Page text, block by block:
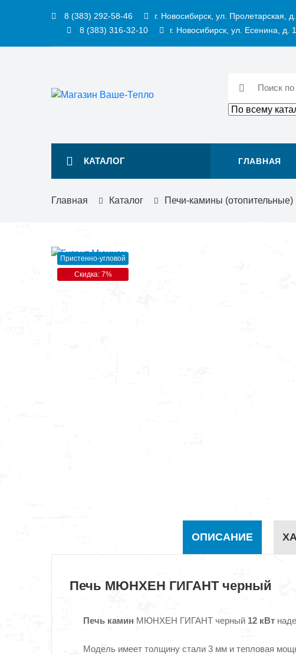
8 (383) 292-58-46
г. Новосибирск, ул. Пролетарская,
8 (383) 316-32-10
г. Новосибирск, ул. Есенина, д. 1
КАТАЛОГ ГЛАВНАЯ
Главная Каталог Печи-камины (отопительные)
Пристенно-угловой
Скидка: 7%
ОПИСАНИЕ
Печь МЮНХЕН ГИГАНТ черный
Печь камин МЮНХЕН ГИГАНТ черный12 кВт
Модель имеет толщину стали 3 мм и тепловая